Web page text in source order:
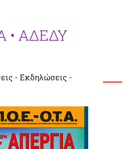
• ΑΔΕΔΥ
- Εκδηλώσεις -